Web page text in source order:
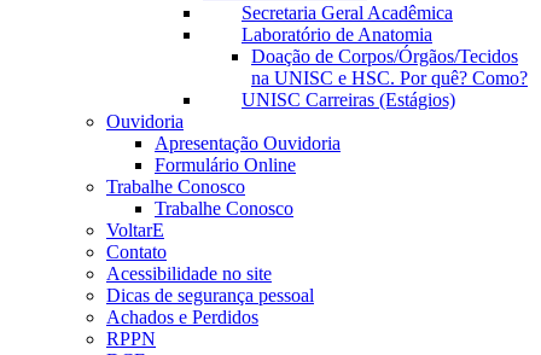
Secretaria Geral Acadêmica
Laboratório de Anatomia
Doação de Corpos/Órgãos/Tecidos
na UNISC e HSC. Por quê? Como?
UNISC Carreiras (Estágios)
Ouvidoria
Apresentação Ouvidoria
Formulário Online
Trabalhe Conosco
Trabalhe Conosco
VoltarE
Contato
Acessibilidade no site
Dicas de segurança pessoal
Achados e Perdidos
RPPN